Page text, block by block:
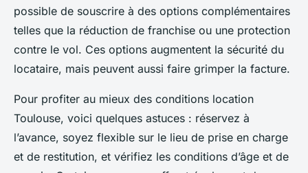
possible de souscrire à des options complémentaires
telles que la réduction de franchise ou une protection
contre le vol. Ces options augmentent la sécurité du
locataire, mais peuvent aussi faire grimper la facture.
Pour profiter au mieux des conditions location
Toulouse, voici quelques astuces : réservez à
l’avance, soyez flexible sur le lieu de prise en charge
et de restitution, et vérifiez les conditions d’âge et de